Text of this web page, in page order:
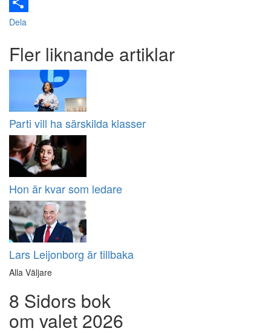
Dela
Fler liknande artiklar
Parti vill ha särskilda klasser
Hon är kvar som ledare
Lars Leijonborg är tillbaka
Alla Väljare
8 Sidors bok
om valet 2026